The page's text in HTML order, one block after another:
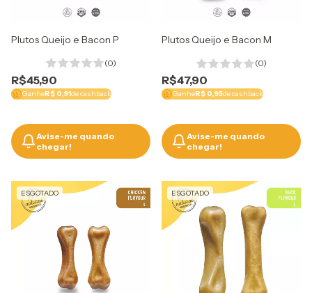
Plutos Queijo e Bacon P
(0)
R$45,90
GanheR$ 0,91de cashback
Avise-me quando
chegar!
Plutos Queijo e Bacon M
(0)
R$47,90
GanheR$ 0,95de cashback
Avise-me quando
chegar!
ESGOTADO ESGOTADO